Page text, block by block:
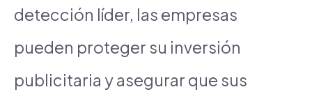
detección líder, las empresas
pueden proteger su inversión
publicitaria y asegurar que sus